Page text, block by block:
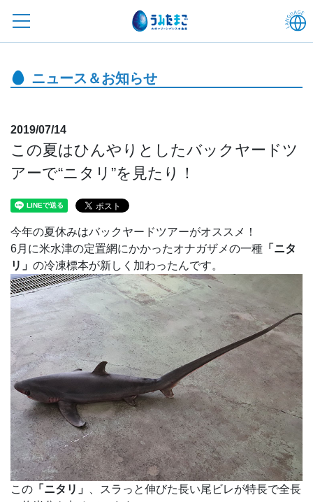
ニュース＆お知らせ
2019/07/14
この夏はひんやりとしたバックヤードツ
アーで“ニタリ”を見たり！
今年の夏休みはバックヤードツアーがオススメ！
6月に米水津の定置網にかかったオナガザメの一種 「ニタ
リ」 の冷凍標本が新しく加わったんです。
この 「ニタリ」
、スラっと伸びた長い尾ビレが特長で全長